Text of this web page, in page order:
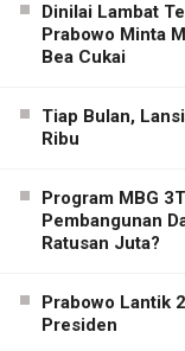
Dinilai Lambat
Prabowo Minta
Bea Cukai
Tiap Bulan,
Ribu
Program MBG
Pembangunan
Ratusan Juta?
Prabowo Lantik
Presiden